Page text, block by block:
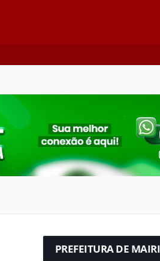
PREFEITURA DE MAIRI